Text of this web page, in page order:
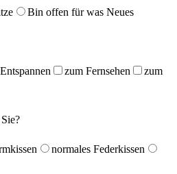
Bin offen für was Neues
zum Fernsehen
zum
normales Federkissen